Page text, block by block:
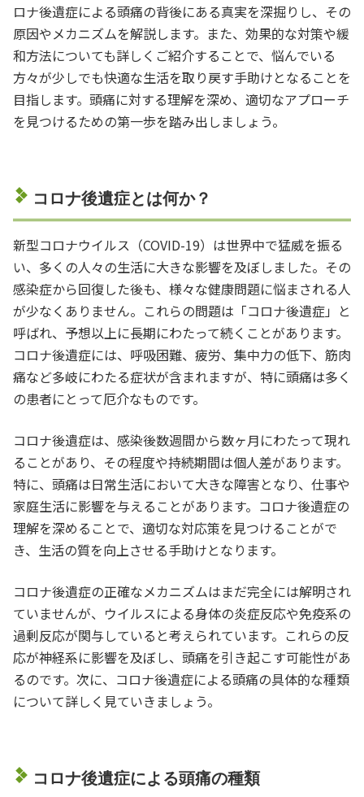
ロナ後遺症による頭痛の背後にある真実を深掘りし、その
原因やメカニズムを解説します。また、効果的な対策や緩
和方法についても詳しくご紹介することで、悩んでいる
方々が少しでも快適な生活を取り戻す手助けとなることを
目指します。頭痛に対する理解を深め、適切なアプローチ
を見つけるための第一歩を踏み出しましょう。
コロナ後遺症とは何か？
新型コロナウイルス（COVID-19）は世界中で猛威を振る
い、多くの人々の生活に大きな影響を及ぼしました。その
感染症から回復した後も、様々な健康問題に悩まされる人
が少なくありません。これらの問題は「コロナ後遺症」と
呼ばれ、予想以上に長期にわたって続くことがあります。
コロナ後遺症には、呼吸困難、疲労、集中力の低下、筋肉
痛など多岐にわたる症状が含まれますが、特に頭痛は多く
の患者にとって厄介なものです。
コロナ後遺症は、感染後数週間から数ヶ月にわたって現れ
ることがあり、その程度や持続期間は個人差があります。
特に、頭痛は日常生活において大きな障害となり、仕事や
家庭生活に影響を与えることがあります。コロナ後遺症の
理解を深めることで、適切な対応策を見つけることがで
き、生活の質を向上させる手助けとなります。
コロナ後遺症の正確なメカニズムはまだ完全には解明され
ていませんが、ウイルスによる身体の炎症反応や免疫系の
過剰反応が関与していると考えられています。これらの反
応が神経系に影響を及ぼし、頭痛を引き起こす可能性があ
るのです。次に、コロナ後遺症による頭痛の具体的な種類
について詳しく見ていきましょう。
コロナ後遺症による頭痛の種類